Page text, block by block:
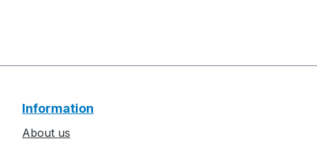
Information
About us